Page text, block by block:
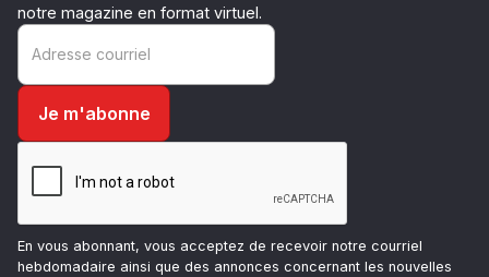
notre magazine en format virtuel.
En vous abonnant, vous acceptez de recevoir notre courriel
hebdomadaire ainsi que des annonces concernant les nouvelles